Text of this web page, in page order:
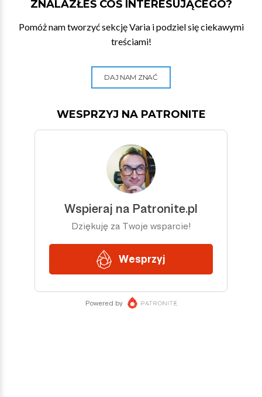
ZNALAZŁEŚ COŚ INTERESUJĄCEGO?
Pomóż nam tworzyć sekcję Varia i podziel się ciekawymi
treściami!
DAJ NAM ZNAĆ
WESPRZYJ NA PATRONITE